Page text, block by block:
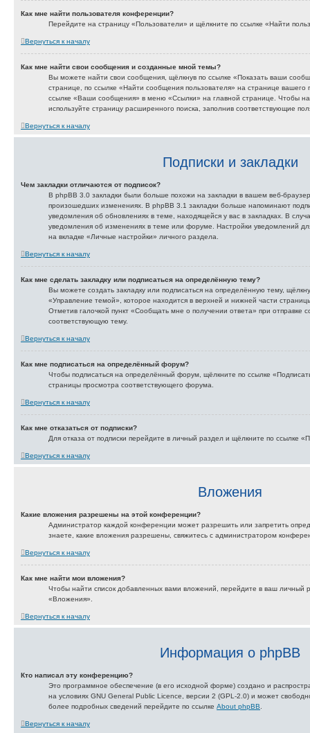
Как мне найти пользователя конференции?
Перейдите на страницу «Пользователи» и щёлкните по ссылке «Найти
Вернуться к началу
Как мне найти свои сообщения и созданные мной темы?
Вы можете найти свои сообщения, щёлкнув по ссылке «Показать ваши
странице, по ссылке «Найти сообщения пользователя» на странице
ссылке «Ваши сообщения» в меню «Ссылки» на главной странице. Чтобы
используйте страницу расширенного поиска, заполнив соответствующие
Вернуться к началу
Подписки и закладки
Чем закладки отличаются от подписок?
В phpBB 3.0 закладки были больше похожи на закладки в вашем веб-
произошедших изменениях. В phpBB 3.1 закладки больше напоминают
уведомления об обновлениях в теме, находящейся у вас в закладках. В
уведомления об изменениях в теме или форуме. Настройки уведомлений
на вкладке «Личные настройки» личного раздела.
Вернуться к началу
Как мне сделать закладку или подписаться на определённую тему?
Вы можете создать закладку или подписаться на определённую тему,
«Управление темой», которое находится в верхней и нижней части
Отметив галочкой пункт «Сообщать мне о получении ответа» при отправке
соответствующую тему.
Вернуться к началу
Как мне подписаться на определённый форум?
Чтобы подписаться на определённый форум, щёлкните по ссылке
страницы просмотра соответствующего форума.
Вернуться к началу
Как мне отказаться от подписки?
Для отказа от подписки перейдите в личный раздел и щёлкните по ссылке
Вернуться к началу
Вложения
Какие вложения разрешены на этой конференции?
Администратор каждой конференции может разрешить или запретить
знаете, какие вложения разрешены, свяжитесь с администратором
Вернуться к началу
Как мне найти мои вложения?
Чтобы найти список добавленных вами вложений, перейдите в ваш личный
«Вложения».
Вернуться к началу
Информация о phpBB
Кто написал эту конференцию?
Это программное обеспечение (в его исходной форме) создано и
на условиях GNU General Public Licence, версии 2 (GPL-2.0) и может
более подробных сведений перейдите по ссылке About phpBB
Вернуться к началу